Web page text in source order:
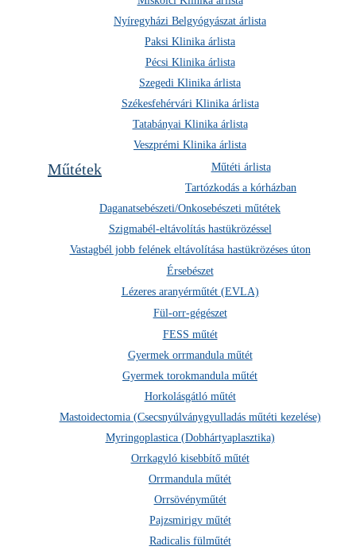
Nyíregyházi Belgyógyászat árlista
Paksi Klinika árlista
Pécsi Klinika árlista
Szegedi Klinika árlista
Székesfehérvári Klinika árlista
Tatabányai Klinika árlista
Veszprémi Klinika árlista
Műtétek
Műtéti árlista
Tartózkodás a kórházban
Daganatsebészeti/Onkosebészeti műtétek
Szigmabél-eltávolítás hastükrözéssel
Vastagbél jobb felének eltávolítása hastükrözéses úton
Érsebészet
Lézeres aranyérműtét (EVLA)
Fül-orr-gégészet
FESS műtét
Gyermek orrmandula műtét
Gyermek torokmandula műtét
Horkolásgátló műtét
Mastoidectomia (Csecsnyúlványgyulladás műtéti kezelése)
Myringoplastica (Dobhártyaplasztika)
Orrkagyló kisebbítő műtét
Orrmandula műtét
Orrsövényműtét
Pajzsmirigy műtét
Radicalis fülműtét
egyensúly- és mozgáskoordinációs zavar
vegetatív zavarok (remegés, szívdobogás érzés, emésztőrendszeri
eszméletvesztés
memória zavarok
Időpontot foglalok!
+36 1 465 3131
Hol vehető igénybe a vizsgálat? Válasszon Klinikát!